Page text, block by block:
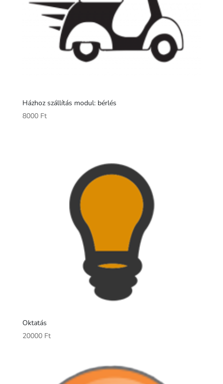
Házhoz szállítás modul: bérlés
8000 Ft
Oktatás
20000 Ft